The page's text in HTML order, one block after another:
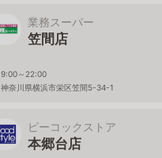
業務スーパー
笠間店
9:00～22:00
神奈川県横浜市栄区笠間5-34-1
ピーコックストア
本郷台店